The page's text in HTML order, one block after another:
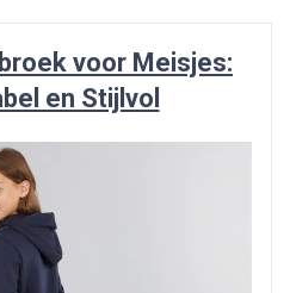
voor Meisjes:
en Stijlvol